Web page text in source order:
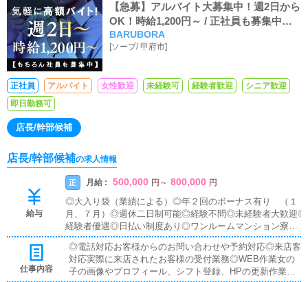
【急募】アルバイト大募集中！週2日から
OK！時給1,200円～ / 正社員も募集中！
月収30万～
BARUBORA
[ソープ/甲府市]
正社員 アルバイト 女性歓迎 未経験可 経験者歓迎
シニア歓迎
即日勤務可
店長/幹部候補
店長/幹部候補の求人情報
給与
正 月給 : 500,000 円 ～ 800,000 円
◎大入り袋（業績による）◎年２回のボーナス有り （１
月、７月）◎週休二日制可能◎経験不問◎未経験者大歓迎◎
経験者優遇◎日払い制度あり◎ワンルームマンション寮完
備・即入居可◎昇給昇格随時◎高額歩合＆手当◎車・バイ
ク通勤OK◎独立支援金支給◎残業代支給
仕事内容
◎電話対応お客様からのお問い合わせや予約対応◎来店客
対応実際に来店されたお客様の受付業務◎WEB作業女の
子の画像やプロフィール、シフト登録、HPの更新作業◎